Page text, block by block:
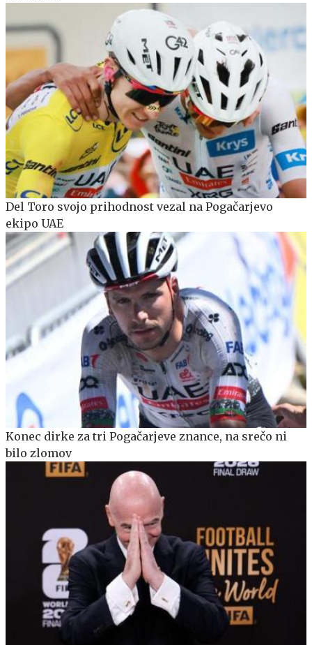
Del Toro svojo prihodnost vezal na Pogačarjevo
ekipo UAE
Konec dirke za tri Pogačarjeve znance, na srečo ni
bilo zlomov